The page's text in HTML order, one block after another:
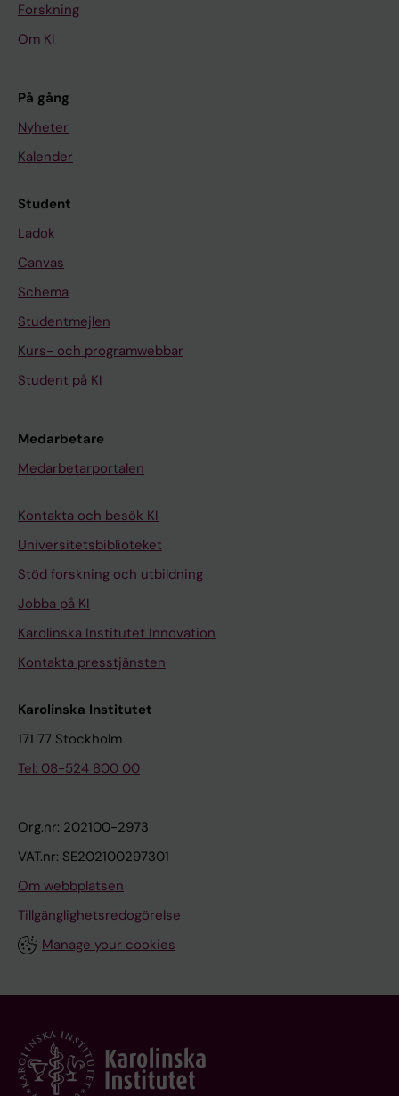
Forskning
Om KI
På gång
Nyheter
Kalender
Student
Ladok
Canvas
Schema
Studentmejlen
Kurs- och programwebbar
Student på KI
Medarbetare
Medarbetarportalen
Kontakta och besök KI
Universitetsbiblioteket
Stöd forskning och utbildning
Jobba på KI
Karolinska Institutet Innovation
Kontakta presstjänsten
Karolinska Institutet
171 77 Stockholm
Tel: 08-524 800 00
Org.nr: 202100-2973
VAT.nr: SE202100297301
Om webbplatsen
Tillgänglighetsredogörelse
Manage your cookies